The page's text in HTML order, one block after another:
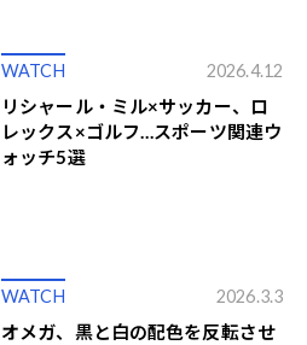
WATCH 2026.4.12
リシャール・ミル×サッカー、ロ
レックス×ゴルフ…スポーツ関連ウ
ォッチ5選
WATCH 2026.3.3
オメガ、黒と白の配色を反転させ